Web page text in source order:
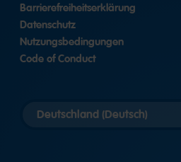
Barrierefreiheitserklärung
Datenschutz
Nutzungsbedingungen
Code of Conduct
Länderversion
auswählen